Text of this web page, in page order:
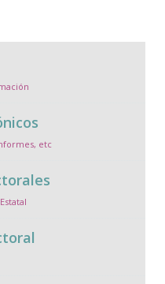
etc